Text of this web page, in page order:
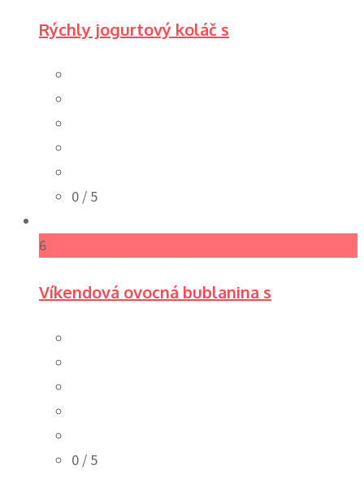
Rýchly jogurtový koláč s
0 / 5
6
Víkendová ovocná bublanina s
0 / 5